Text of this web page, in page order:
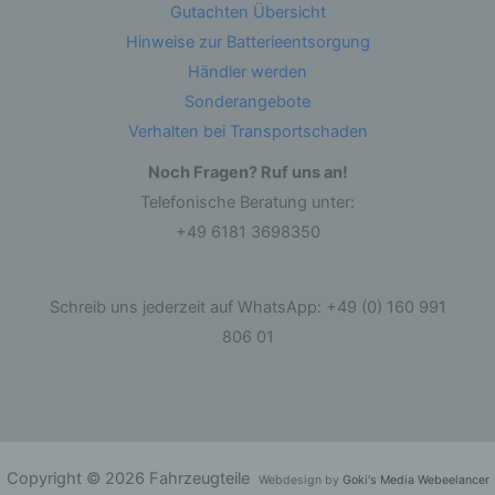
Gutachten Übersicht
Hinweise zur Batterieentsorgung
Händler werden
Sonderangebote
Verhalten bei Transportschaden
Noch Fragen? Ruf uns an!
Telefonische Beratung unter:
+49 6181 3698350
Schreib uns jederzeit auf WhatsApp: +49 (0) 160 991
806 01
Copyright © 2026 Fahrzeugteile Webdesign by Goki's Media Webeelancer
andere Form der Bereitstellung, den Abgleich
Löschen oder die Vernichtung.
d) Einschränkung der Verarbeitung
Markierung gespeicherter personenbezogener
Daten mit dem Ziel, ihre künftige Verarbeitung
einzuschränken.
Profiling ist jede Art der automatisierten
Verarbeitung personenbezogener Daten, die
Aufenthaltsort oder Ortswechsel dieser